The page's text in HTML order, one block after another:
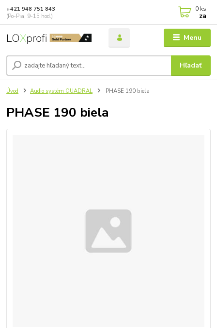
Menu
Hľadať
+421 948 751 843
(Po-Pia, 9-15 hod.)
0 ks
za
Úvod Audio systém QUADRAL PHASE 190 biela
PHASE 190 biela